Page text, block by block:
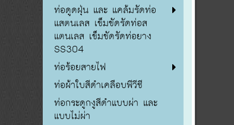
ท่อดูดฝุ่น และ แคล้มรัดท่อ
แสตนเลส เข็มขัดรัดท่อส
แตนเลส เข็มขัดรัดท่อยาง
SS304
ท่อร้อยสายไฟ
ท่อผ้าใบสีดำเคลือบพีวีซี
ท่อกระดูกงูสีดำแบบผ่า และ
แบบไม่ผ่า